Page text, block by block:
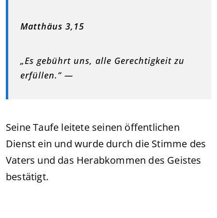
Matthäus 3,15
„Es gebührt uns, alle Gerechtigkeit zu
erfüllen.“ —
Seine Taufe leitete seinen öffentlichen
Dienst ein und wurde durch die Stimme des
Vaters und das Herabkommen des Geistes
bestätigt.